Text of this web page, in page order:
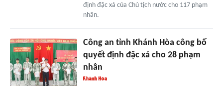
định đặc xá của Chủ tịch nước cho 117 phạm
nhân.
Công an tỉnh Khánh Hòa công bố
quyết định đặc xá cho 28 phạm
nhân